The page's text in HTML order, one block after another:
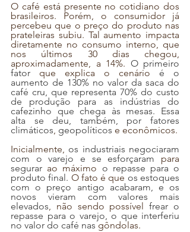
O café está presente no cotidiano dos
brasileiros. Porém, o consumidor já
percebeu que o preço do produto nas
prateleiras subiu. Tal aumento impacta
diretamente no consumo interno, que
nos últimos 30 dias chegou,
aproximadamente, a 14%. O primeiro
fator que explica o cenário é o
aumento de 130% no valor da saca do
café cru, que representa 70% do custo
de produção para as indústrias do
cafezinho que chega às mesas. Essa
alta se deu, também, por fatores
climáticos, geopolíticos
Inicialmente, os industriais negociaram
com o varejo e se esforçaram para
segurar ao máximo o repasse para o
produto final. O fato é que os estoques
com o preço antigo acabaram, e os
novos vieram com valores mais
elevados, não sendo possível frear o
repasse para o varejo, o que interferiu
no valor do café nas gôndolas.